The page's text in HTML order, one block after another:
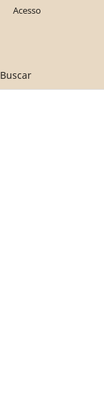
Buscar
Acesso